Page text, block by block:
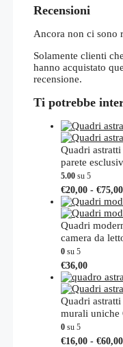
Recensioni
Ancora non ci sono
Solamente clienti
hanno acquistato
recensione.
Ti potrebbe
Quadri
parete
5.00 su 5
€20,00 - €75,00
Quadri
camera da
0 su 5
€36,00
Quadri
murali uniche
0 su 5
€16,00 - €60,00